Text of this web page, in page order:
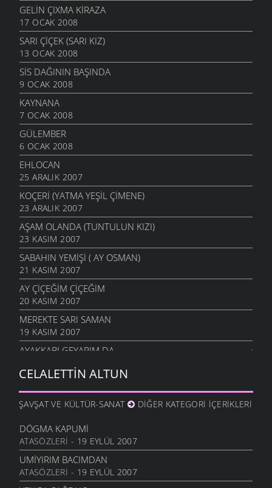
GELIN ÇIXMA KIRAZA
17 OCAK 2008
SARI ÇIÇEK (SARI KIZ)
13 OCAK 2008
SIS DAĞININ BAŞINDA
9 OCAK 2008
KAYNANA
7 OCAK 2008
GÜLEMBER
6 OCAK 2008
EHLOCAN
25 ARALIK 2007
KOÇERI (YATMA YEŞIL ÇIMENE)
23 ARALIK 2007
AŞAM OLANDA (TUNTULUN KIZI)
23 KASIM 2007
SABAHIN YEMIŞI ( AY OSMAN)
21 KASIM 2007
AY ÇIÇEĞIM ÇIÇEĞIM
20 KASIM 2007
MEREKTE SARI SAMAN
19 KASIM 2007
AYAKKABI GEYARIM DA
AYAĞINDA İKI ÇORAP
11 KASIM 2007
GIDIYORSUN
8 KASIM 2007
YENGACAN
7 KASIM 2007
TAXIL SARDIM XARMANA
CELALETTIN ALTUN
ŞAVŞAT VE KÜLTÜR-SANAT DIĞER KATEGORI İÇERIKLERI
DÖGMA KAPUMI
ATASÖZLERI - 19 EYLÜL 2007
UMIYIRIM BACIMDAN
ATASÖZLERI - 19 EYLÜL 2007